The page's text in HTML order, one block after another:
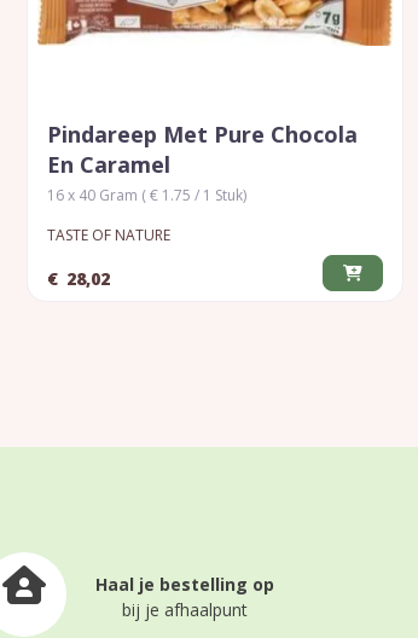
Pindareep Met Pure Chocola
En Caramel
16 x 40 Gram ( € 1.75 / 1 Stuk)
TASTE OF NATURE
€ 28,02
Haal je bestelling op
bij je afhaalpunt